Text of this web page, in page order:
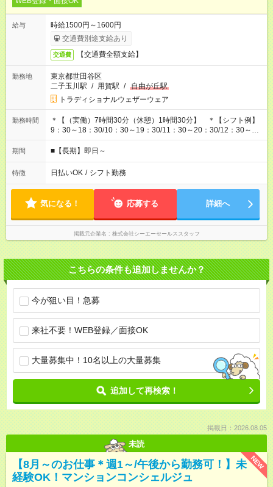
給与
時給1500円～1600円
交通費別途支給あり
交通費 【交通費全額支給】
勤務地
東京都世田谷区
二子玉川駅 / 用賀駅 / 自由が丘駅
トラディショナルウェザーウェア
勤務時間
＊【（実働）7時間30分（休憩）1時間30分】 ＊【シフト例】
9：30～18：30/10：30～19：30/11：30～20：30/12：30～
21：30
期間 ■【長期】即日～
特徴 日払いOK / シフト勤務
気になる！ 応募する 詳細へ
掲載元企業名 株式会社シーエーセールススタッフ
こちらの条件も追加しませんか？
今が狙い目！急募
来社不要！WEB登録／面接OK
大量募集中！10名以上の大量募集
追加して再検索！
掲載日：2026.08.05
未読
NEW
【8月～のお仕事＊週1～/午後から勤務可！】未
経験OK！マンションコンシェルジュ